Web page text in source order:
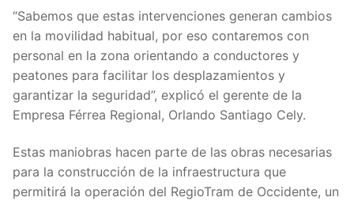
“Sabemos que estas intervenciones generan cambios
en la movilidad habitual, por eso contaremos con
personal en la zona orientando a conductores y
peatones para facilitar los desplazamientos y
garantizar la seguridad”, explicó el gerente de la
Empresa Férrea Regional, Orlando Santiago Cely.
Estas maniobras hacen parte de las obras necesarias
para la construcción de la infraestructura que
permitirá la operación del RegioTram de Occidente, un